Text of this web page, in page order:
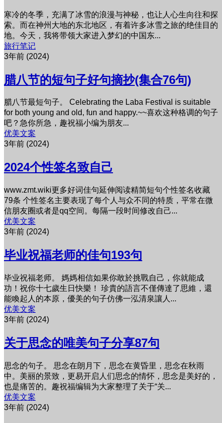
寒冷的冬季，充满了冰雪的浪漫与神秘，也让人心生向往和探
索。而在神州大地的东北地区，有着许多冰雪之旅的绝佳目的
地。今天，我将带领大家进入梦幻的中国东...
旅行笔记
3年前 (2024)
腊八节的短句子好句摘抄(集合76句)
腊八节最短句子。 Celebrating the Laba Festival is suitable
for both young and old, fun and happy.~~喜欢这种格调的句子
吧？急你所急，趣祝福小编为朋友...
优美文案
3年前 (2024)
2024个性签名致自己
www.zmt.wiki更多好词佳句延伸阅读精简短句个性签名收藏
79条 个性签名主要表现了每个人与众不同的特质，平常在微
信朋友圈或者是qq空间。每隔一段时间修改自己...
优美文案
3年前 (2024)
毕业祝福老师的佳句193句
毕业祝福老师。 媽媽相信如果你敢於挑戰自己，你就能成
功！祝你十七歲生日快樂！ 珍貴的語言不僅傳達了思維，還
能喚起人的本原，優美的句子仿佛一泓清泉讓人...
优美文案
3年前 (2024)
关于思念的唯美句子分享87句
思念的句子。 思念在朗月下，思念在黄昏里，思念在秋雨
中。美丽的景致，更易开启人们思念的情怀，思念是美好的，
也是痛苦的。趣祝福编辑为大家整理了关于“关...
优美文案
3年前 (2024)